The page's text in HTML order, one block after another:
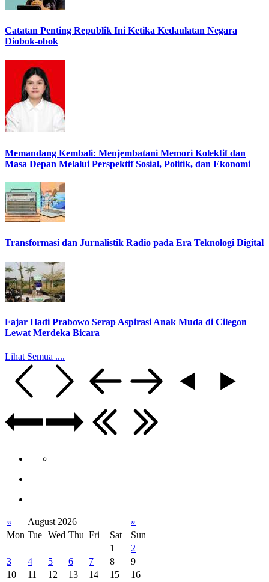
Catatan Penting Republik Ini Ketika Kedaulatan Negara
Diobok-obok
Memandang Kembali: Menjembatani Memori Kolektif dan
Masa Depan Melalui Perspektif Sosial, Politik, dan Ekonomi
Transformasi dan Jurnalistik Radio pada Era Teknologi Digital
Fajar Hadi Prabowo Serap Aspirasi Anak Muda di Cilegon
Lewat Merdeka Bicara
Lihat Semua ....
« August 2026
»
Mon Tue Wed Thu Fri Sat
Sun
1
2
3
4 5 6 7 8
9
10
11 12 13 14 15
16